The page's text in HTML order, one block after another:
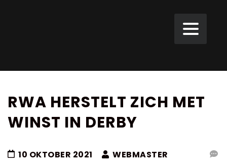
RWA HERSTELT ZICH MET
WINST IN DERBY
10 OKTOBER 2021 WEBMASTER